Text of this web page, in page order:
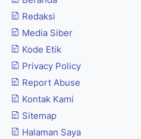
Redaksi
Media Siber
Kode Etik
Privacy Policy
Report Abuse
Kontak Kami
Sitemap
Halaman Saya